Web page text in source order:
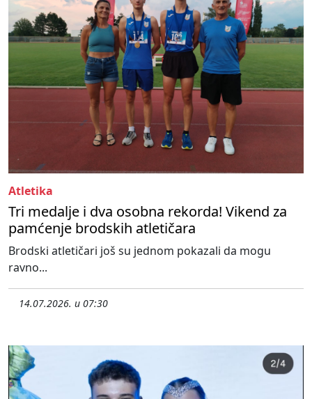
Atletika
Tri medalje i dva osobna rekorda! Vikend za
pamćenje brodskih atletičara
Brodski atletičari još su jednom pokazali da mogu
ravno...
14.07.2026. u 07:30